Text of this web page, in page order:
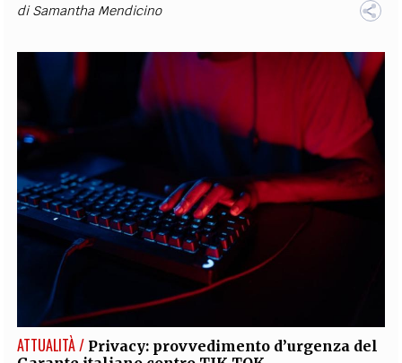
diSamantha Mendicino
ATTUALITÀ / Privacy: provvedimento d’urgenza del